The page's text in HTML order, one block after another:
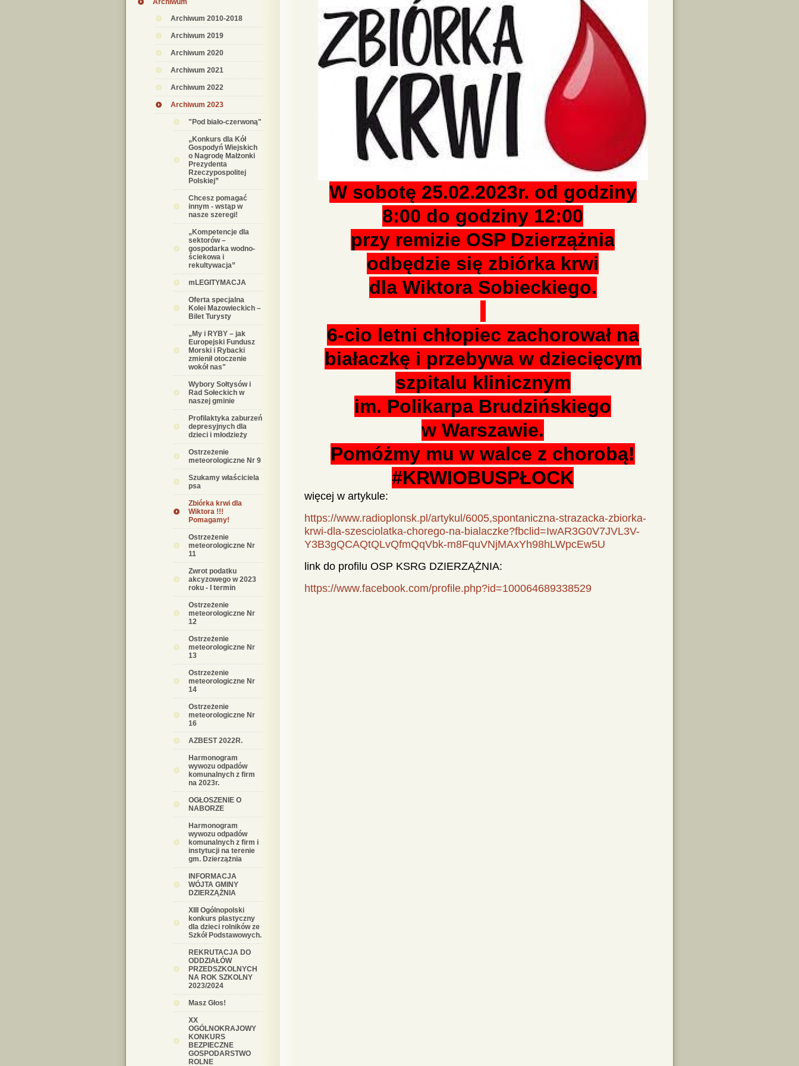
Archiwum
Archiwum 2010-2018
Archiwum 2019
Archiwum 2020
Archiwum 2021
Archiwum 2022
Archiwum 2023
"Pod biało-czerwoną"
„Konkurs dla Kół
Gospodyń Wiejskich
o Nagrodę Małżonki
Prezydenta
Rzeczypospolitej
Polskiej”
Chcesz pomagać
innym - wstąp w
nasze szeregi!
„Kompetencje dla
sektorów –
gospodarka wodno-
ściekowa i
rekultywacja”
mLEGITYMACJA
Oferta specjalna
Kolei Mazowieckich –
Bilet Turysty
„My i RYBY – jak
Europejski Fundusz
Morski i Rybacki
zmienił otoczenie
wokół nas"
Wybory Sołtysów i
Rad Sołeckich w
naszej gminie
Profilaktyka zaburzeń
depresyjnych dla
dzieci i młodzieży
Ostrzeżenie
meteorologiczne Nr 9
Szukamy właściciela
psa
Zbiórka krwi dla
Wiktora !!!
Pomagamy!
Ostrzeżenie
meteorologiczne Nr
11
Zwrot podatku
akcyzowego w 2023
roku - I termin
Ostrzeżenie
meteorologiczne Nr
12
Ostrzeżenie
meteorologiczne Nr
13
Ostrzeżenie
meteorologiczne Nr
14
Ostrzeżenie
meteorologiczne Nr
16
AZBEST 2022R.
Harmonogram
wywozu odpadów
komunalnych z firm
na 2023r.
OGŁOSZENIE O
NABORZE
Harmonogram
wywozu odpadów
komunalnych z firm i
instytucji na terenie
gm. Dzierzążnia
INFORMACJA
WÓJTA GMINY
DZIERZĄŻNIA
XIII Ogólnopolski
konkurs plastyczny
dla dzieci rolników ze
Szkół Podstawowych.
REKRUTACJA DO
ODDZIAŁÓW
PRZEDSZKOLNYCH
NA ROK SZKOLNY
2023/2024
Masz Głos!
XX
OGÓLNOKRAJOWY
KONKURS
BEZPIECZNE
GOSPODARSTWO
ROLNE
W sobotę 25.02.2023r. od godziny
8:00 do godziny 12:00
przy remizie OSP Dzierzążnia
odbędzie się zbiórka krwi
dla Wiktora Sobieckiego.
6-cio letni chłopiec zachorował na
białaczkę i przebywa w dziecięcym
szpitalu klinicznym
im. Polikarpa Brudzińskiego
w Warszawie.
Pomóżmy mu w walce z chorobą!
#KRWIOBUSPŁOCK
więcej w artykule:
https://www.radioplonsk.pl/artykul/6005,spontaniczna-strazacka-zbiorka-
krwi-dla-szesciolatka-chorego-na-bialaczke?fbclid=IwAR3G0V7JVL3V-
Y3B3gQCAQtQLvQfmQqVbk-m8FquVNjMAxYh98hLWpcEw5U
link do profilu OSP KSRG DZIERZĄŻNIA:
https://www.facebook.com/profile.php?id=100064689338529